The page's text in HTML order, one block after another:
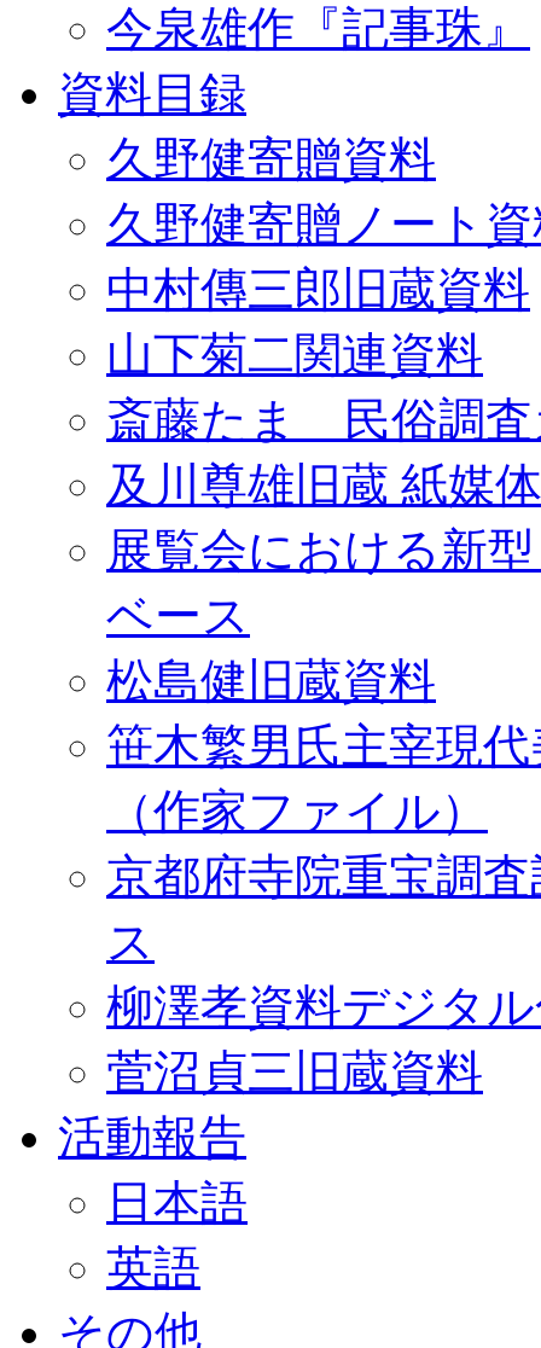
今泉雄作『記事珠』
資料目録
久野健寄贈資料
久野健寄贈ノート
中村傳三郎旧蔵資料
山下菊二関連資料
斎藤たま 民俗調査
及川尊雄旧蔵 紙媒
展覧会における新
ベース
松島健旧蔵資料
笹木繁男氏主宰現
（作家ファイル）
京都府寺院重宝調
ス
柳澤孝資料デジタ
菅沼貞三旧蔵資料
活動報告
日本語
英語
その他